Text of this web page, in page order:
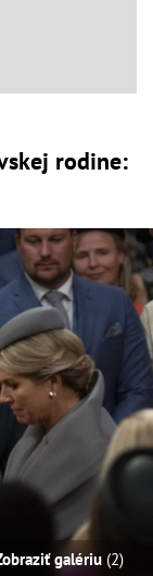
rodine:
galériu (2)